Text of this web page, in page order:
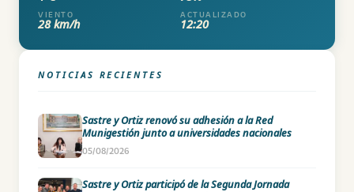
VIENTO
28 km/h
ACTUALIZADO
12:20
NOTICIAS RECIENTES
Sastre y Ortiz renovó su adhesión a la Red
Munigestión junto a universidades nacionales
05/08/2026
Sastre y Ortiz participó de la Segunda Jornada